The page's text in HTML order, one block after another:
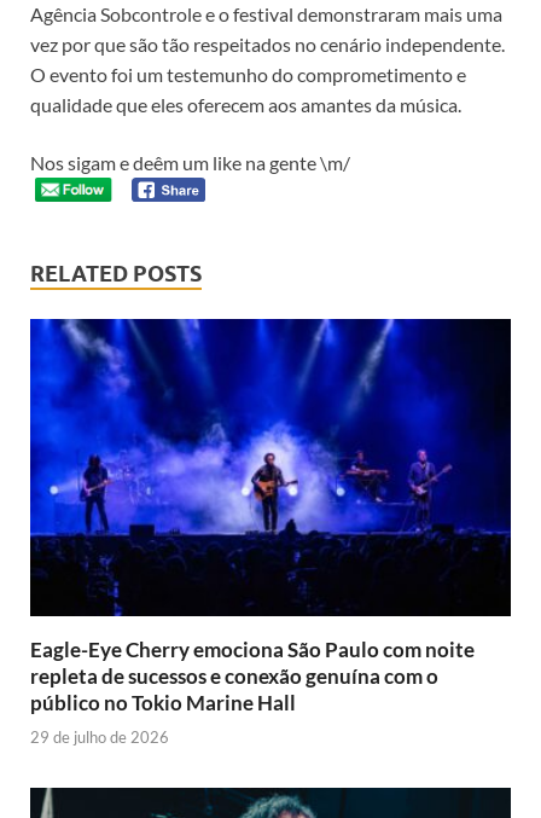
Agência Sobcontrole e o festival demonstraram mais uma
vez por que são tão respeitados no cenário independente.
O evento foi um testemunho do comprometimento e
qualidade que eles oferecem aos amantes da música.
Nos sigam e deêm um like na gente \m/
RELATED POSTS
Eagle-Eye Cherry emociona São Paulo com noite
repleta de sucessos e conexão genuína com o
público no Tokio Marine Hall
29 de julho de 2026